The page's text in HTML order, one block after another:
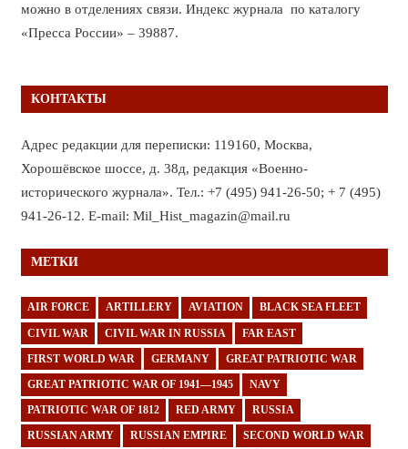
можно в отделениях связи. Индекс журнала по каталогу
«Пресса России» – 39887.
КОНТАКТЫ
Адрес редакции для переписки: 119160, Москва,
Хорошёвское шоссе, д. 38д, редакция «Военно-
исторического журнала». Тел.: +7 (495) 941-26-50; + 7 (495)
941-26-12. E-mail: Mil_Hist_magazin@mail.ru
МЕТКИ
AIR FORCE ARTILLERY AVIATION BLACK SEA FLEET
CIVIL WAR CIVIL WAR IN RUSSIA FAR EAST
FIRST WORLD WAR GERMANY GREAT PATRIOTIC WAR
GREAT PATRIOTIC WAR OF 1941—1945 NAVY
PATRIOTIC WAR OF 1812 RED ARMY RUSSIA
RUSSIAN ARMY RUSSIAN EMPIRE SECOND WORLD WAR